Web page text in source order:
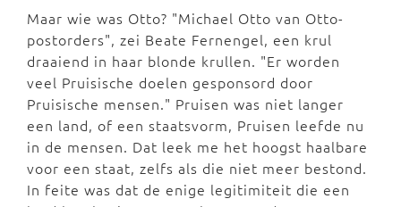
Maar wie was Otto? "Michael Otto van Otto-
postorders", zei Beate Fernengel, een krul
draaiend in haar blonde krullen. "Er worden
veel Pruisische doelen gesponsord door
Pruisische mensen." Pruisen was niet langer
een land, of een staatsvorm, Pruisen leefde nu
in de mensen. Dat leek me het hoogst haalbare
voor een staat, zelfs als die niet meer bestond.
In feite was dat de enige legitimiteit die een